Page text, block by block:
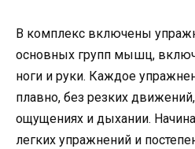
В комплекс включены
основных групп мышц,
ноги и руки. Каждое
плавно, без резких
ощущениях и дыхании.
легких упражнений и